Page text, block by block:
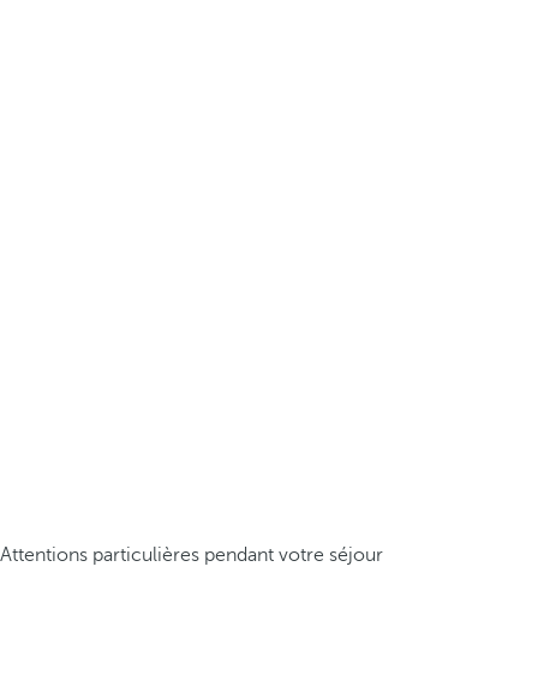
Attentions particulières pendant votre séjour